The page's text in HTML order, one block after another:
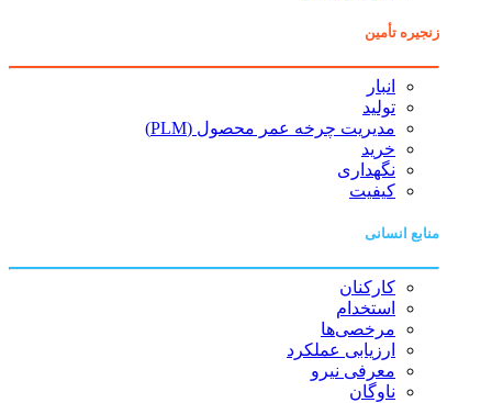
زنجیره تأمین
انبار
تولید
مدیریت چرخه عمر محصول (PLM)
خرید
نگهداری
کیفیت
منابع انسانی
کارکنان
استخدام
مرخصی‌ها
ارزیابی عملکرد
معرفی نیرو
ناوگان